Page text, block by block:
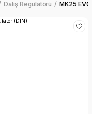
Dalış Regülatörü MK25